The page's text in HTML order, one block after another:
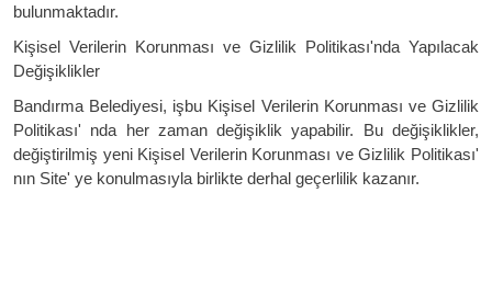
bulunmaktadır.
Kişisel Verilerin Korunması ve Gizlilik Politikası'nda Yapılacak
Değişiklikler
Bandırma Belediyesi, işbu Kişisel Verilerin Korunması ve Gizlilik
Politikası' nda her zaman değişiklik yapabilir. Bu değişiklikler,
değiştirilmiş yeni Kişisel Verilerin Korunması ve Gizlilik Politikası'
nın Site' ye konulmasıyla birlikte derhal geçerlilik kazanır.